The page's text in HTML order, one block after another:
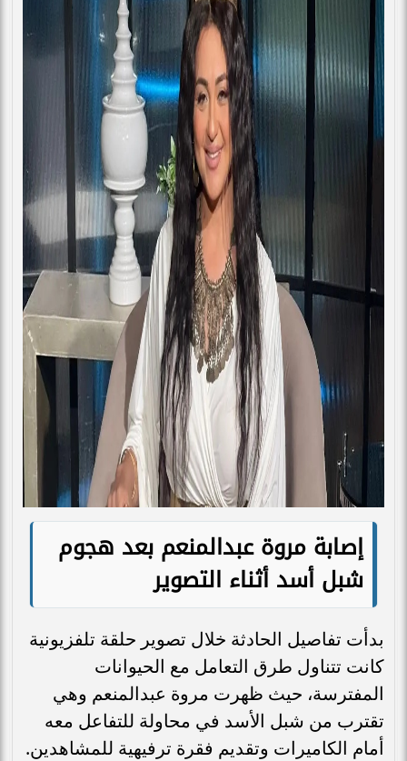
إصابة مروة عبدالمنعم بعد هجوم
شبل أسد أثناء التصوير
بدأت تفاصيل الحادثة خلال تصوير حلقة تلفزيونية
كانت تتناول طرق التعامل مع الحيوانات
المفترسة، حيث ظهرت مروة عبدالمنعم وهي
تقترب من شبل الأسد في محاولة للتفاعل معه
أمام الكاميرات وتقديم فقرة ترفيهية للمشاهدين.